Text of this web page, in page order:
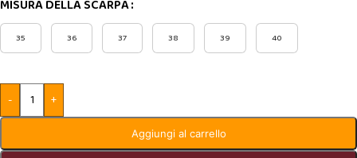
MISURA DELLA SCARPA
35 36 37 38 39 40
- +
Aggiungi al carrello